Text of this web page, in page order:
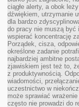
ciągłe alerty, a obok
dźwiękiem, utrzymanie
dla bardzo
do pracy nie muszą być
wspierać koncentrację
Porządek, cisza,
określone zadanie
najbardziej ambitne
zjawiskiem jest też to,
z produktywnością.
wiadomości,
uczestnictwo w
może sprawiać
często nie prowadzi do